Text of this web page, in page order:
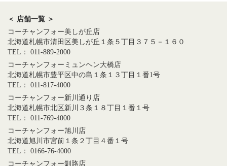
＜ 店舗一覧 ＞
コーチャンフォー美しが丘店
北海道札幌市清田区美しが丘１条５丁目３７５－１６０
TEL： 011-889-2000
コーチャンフォーミュンヘン大橋店
北海道札幌市豊平区中の島１条１３丁目１番1号
TEL： 011-817-4000
コーチャンフォー新川通り店
北海道札幌市北区新川３条１８丁目１番１号
TEL： 011-769-4000
コーチャンフォー旭川店
北海道旭川市宮前１条２丁目４番１号
TEL： 0166-76-4000
コーチャンフォー釧路店